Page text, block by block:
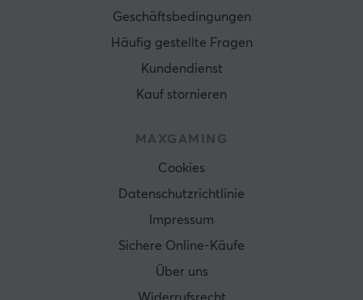
Geschäftsbedingungen
Häufig gestellte Fragen
Kundendienst
Kauf stornieren
MAXGAMING
Cookies
Datenschutzrichtlinie
Impressum
Sichere Online-Käufe
Über uns